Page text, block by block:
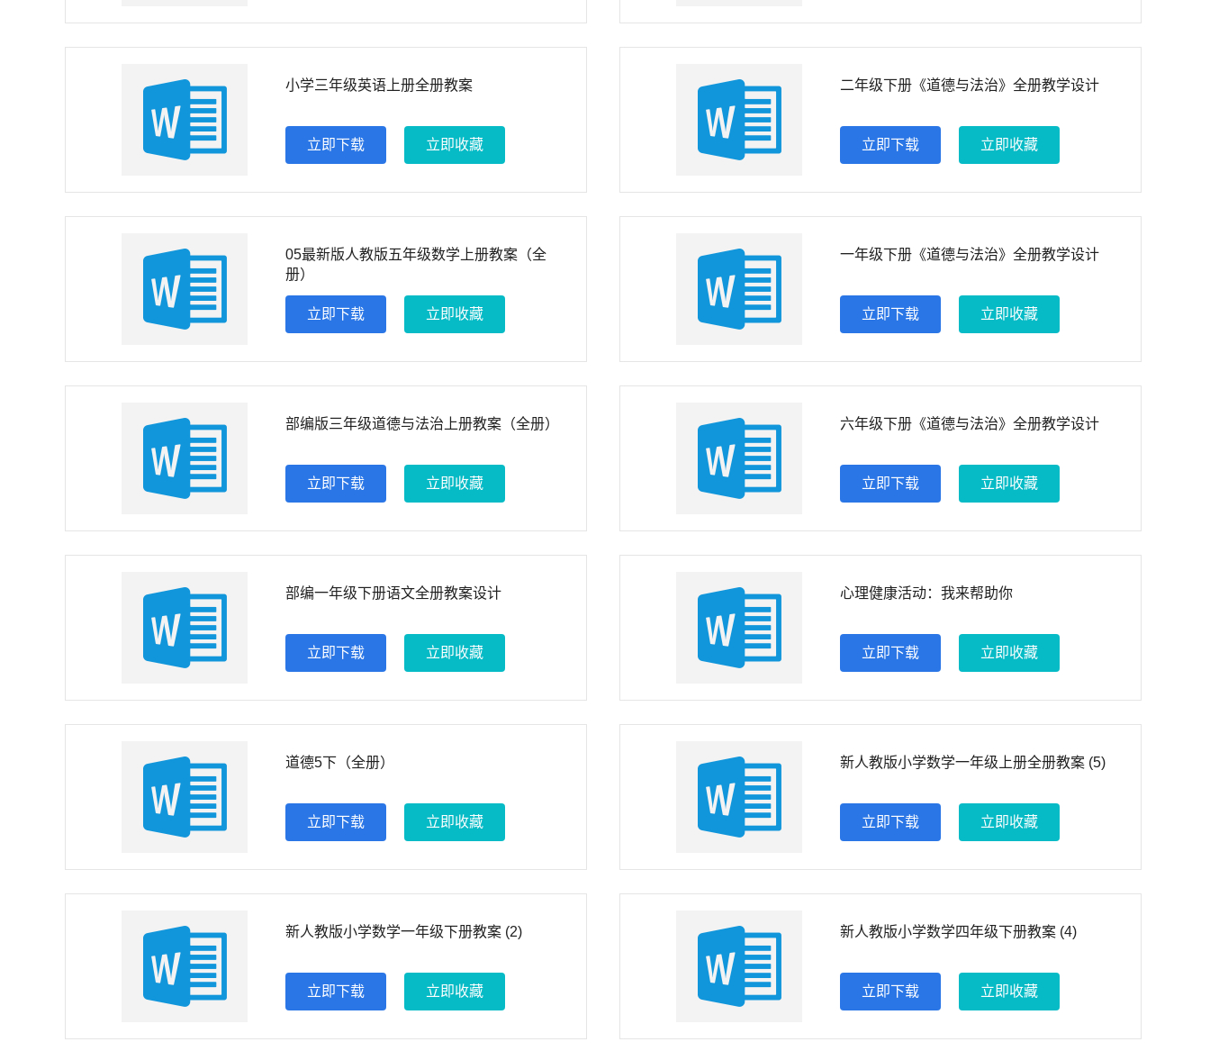
小学三年级英语上册全册教案
立即下载 立即收藏
二年级下册《道德与法治》全册教学设计
立即下载 立即收藏
05最新版人教版五年级数学上册教案（全
册）
立即下载 立即收藏
一年级下册《道德与法治》全册教学设计
立即下载 立即收藏
部编版三年级道德与法治上册教案（全册）
立即下载 立即收藏
六年级下册《道德与法治》全册教学设计
立即下载 立即收藏
部编一年级下册语文全册教案设计
立即下载 立即收藏
心理健康活动：我来帮助你
立即下载 立即收藏
道德5下（全册）
立即下载 立即收藏
新人教版小学数学一年级上册全册教案 (5)
立即下载 立即收藏
新人教版小学数学一年级下册教案 (2)
立即下载 立即收藏
新人教版小学数学四年级下册教案 (4)
立即下载 立即收藏